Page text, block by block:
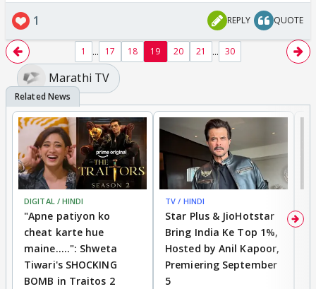
1 REPLY QUOTE
1 ... 17 18 19 20 21 ... 30
Marathi TV
DIGITAL / HINDI
"Apne patiyon ko
cheat karte hue
maine.....": Shweta
Tiwari's SHOCKING
BOMB in Traitos 2
TV / HINDI
Star Plus & JioHotstar
Bring India Ke Top 1%,
Hosted by Anil Kapoor,
Premiering September
5